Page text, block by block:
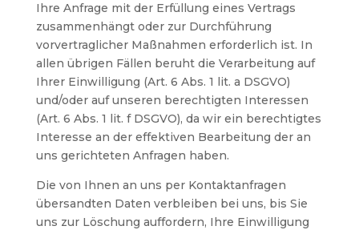
Ihre Anfrage mit der Erfüllung eines Vertrags
zusammenhängt oder zur Durchführung
vorvertraglicher Maßnahmen erforderlich ist. In
allen übrigen Fällen beruht die Verarbeitung auf
Ihrer Einwilligung (Art. 6 Abs. 1 lit. a DSGVO)
und/oder auf unseren berechtigten Interessen
(Art. 6 Abs. 1 lit. f DSGVO), da wir ein berechtigtes
Interesse an der effektiven Bearbeitung der an
uns gerichteten Anfragen haben.
Die von Ihnen an uns per Kontaktanfragen
übersandten Daten verbleiben bei uns, bis Sie
uns zur Löschung auffordern, Ihre Einwilligung